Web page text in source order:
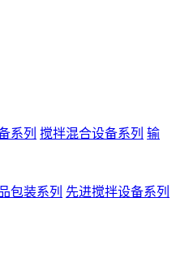
系列 搅拌混合设备系列 输
包装系列 先进搅拌设备系列